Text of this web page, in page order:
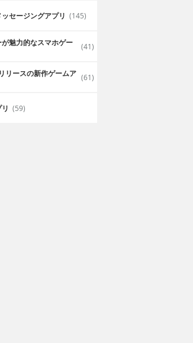
セージングアプリ (145)
魅力的なスマホゲー (41)
リースの新作ゲームア (61)
(59)